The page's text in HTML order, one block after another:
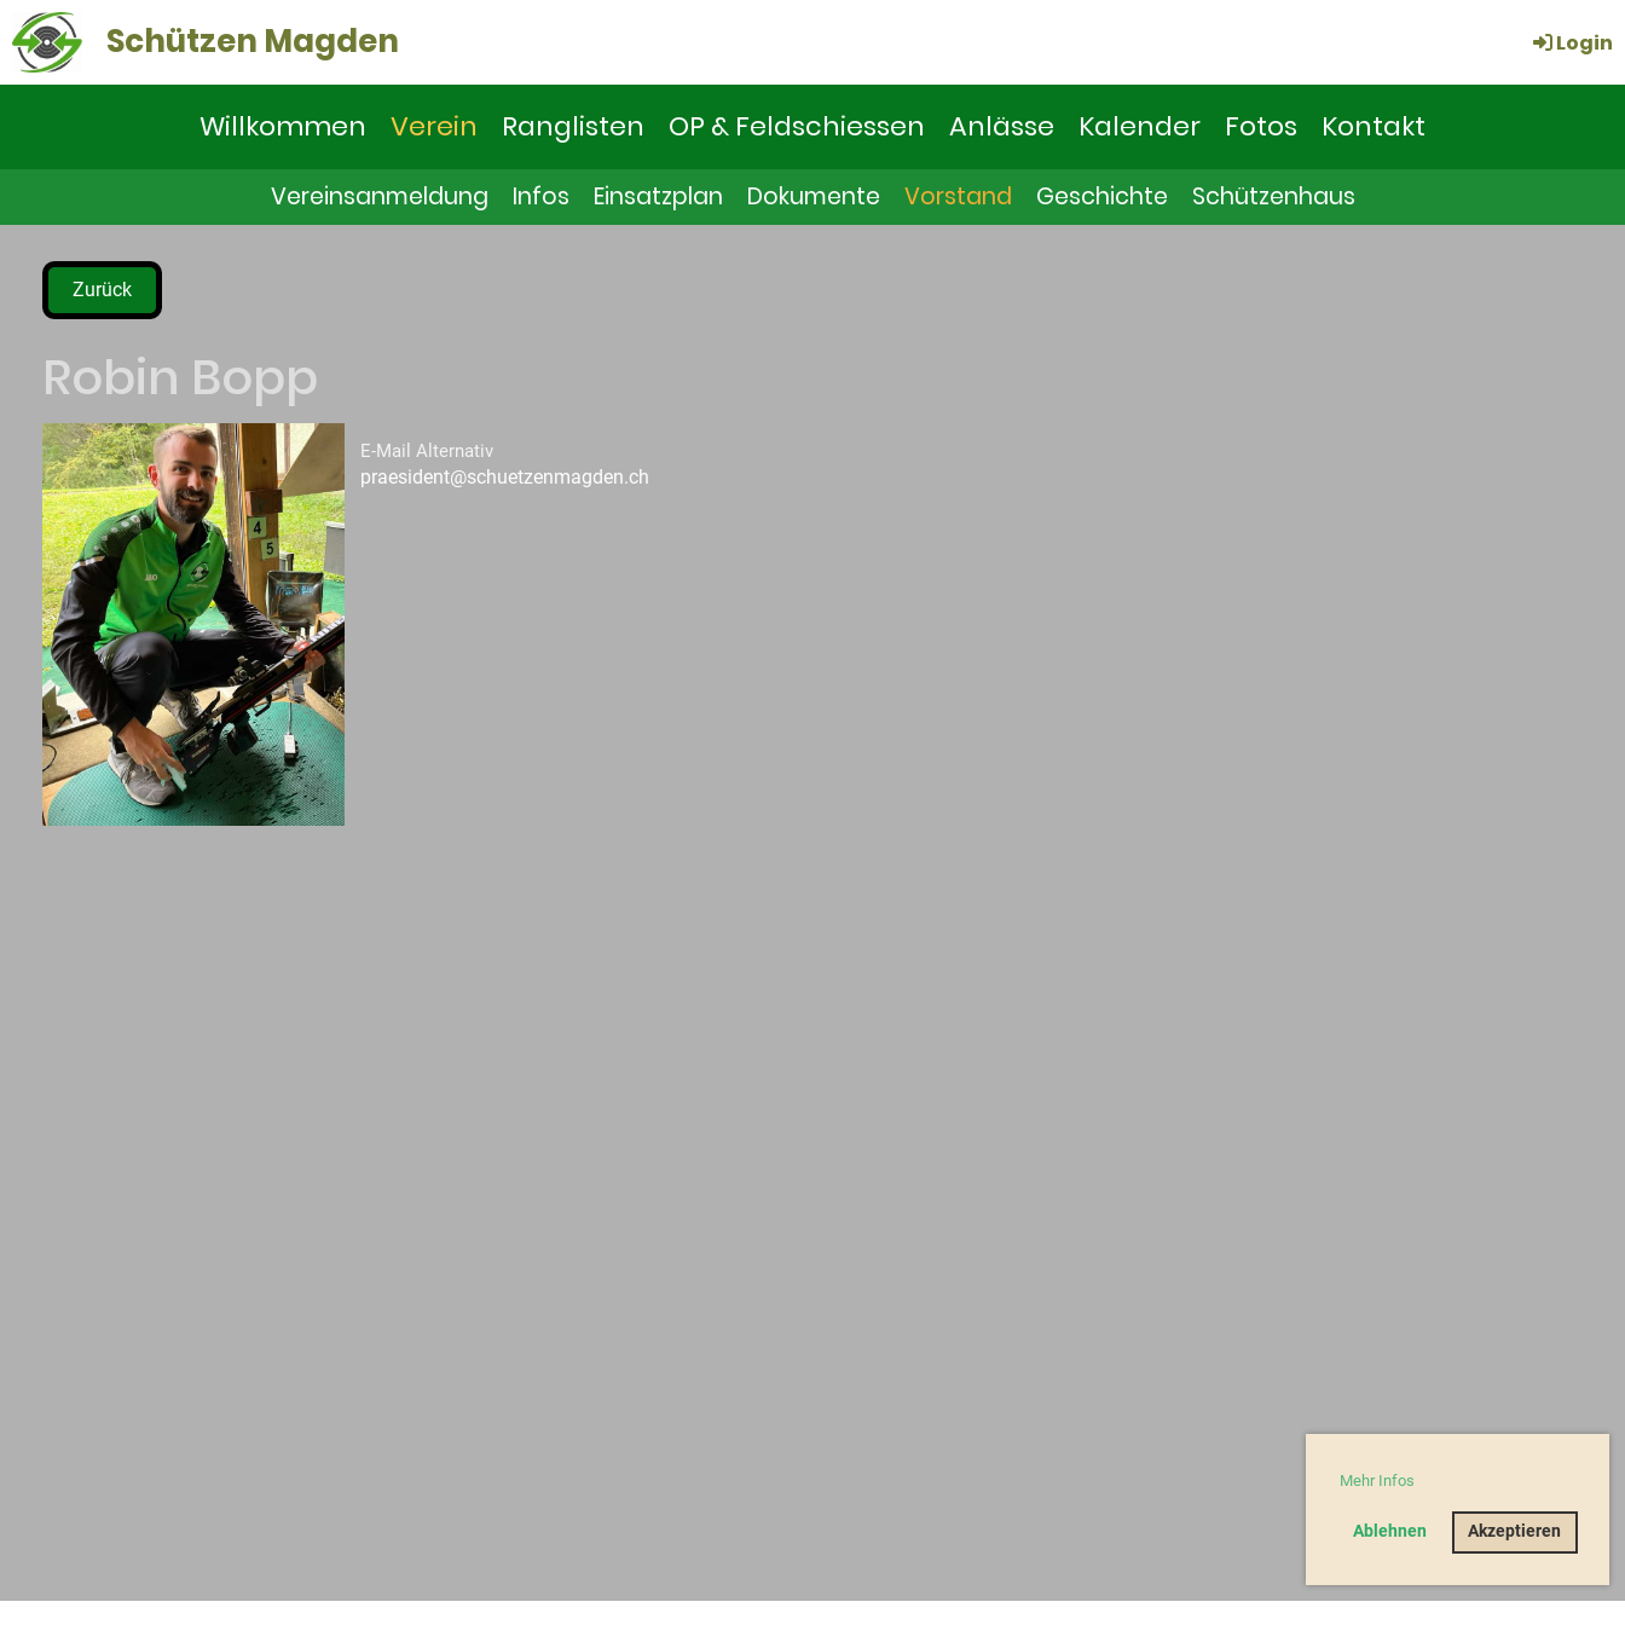
Mehr Infos
Ablehnen Akzeptieren
Schützen Magden Login
Willkommen Verein Ranglisten OP & Feldschiessen Anlässe Kalender Fotos Kontakt
Vereinsanmeldung Infos Einsatzplan Dokumente Vorstand Geschichte Schützenhaus
Zurück
Robin Bopp
E-Mail Alternativ
praesident@schuetzenmagden.ch